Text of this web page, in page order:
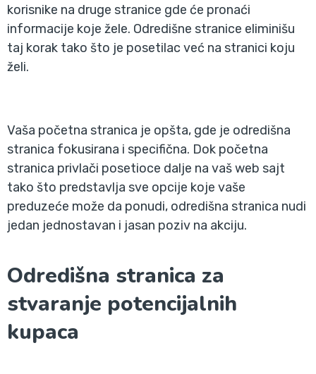
korisnike na druge stranice gde će pronaći
informacije koje žele. Odredišne stranice eliminišu
taj korak tako što je posetilac već na stranici koju
želi.
Vaša početna stranica je opšta, gde je odredišna
stranica fokusirana i specifična. Dok početna
stranica privlači posetioce dalje na vaš web sajt
tako što predstavlja sve opcije koje vaše
preduzeće može da ponudi, odredišna stranica nudi
jedan jednostavan i jasan poziv na akciju.
Odredišna stranica za
stvaranje potencijalnih
kupaca